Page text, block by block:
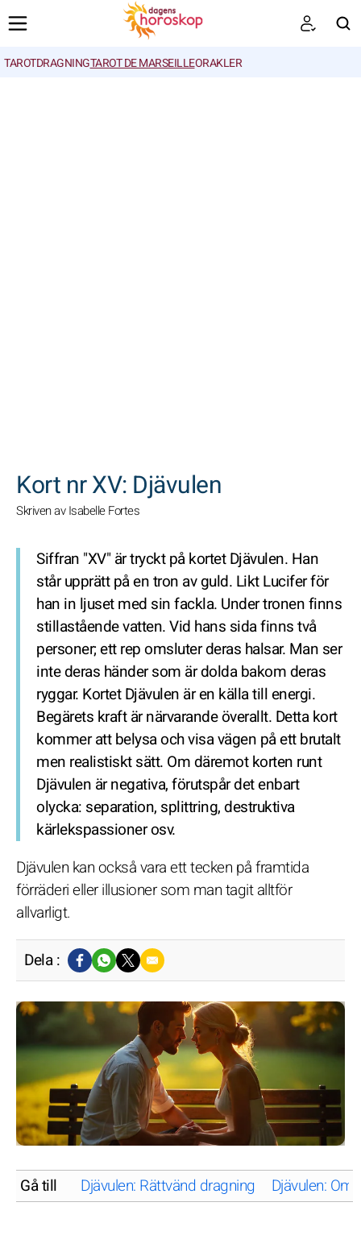
TAROTDRAGNINGTAROT DE MARSEILLEORAKLER
Kort nr XV: Djävulen
Skriven av Isabelle Fortes
Siffran "XV" är tryckt på kortet Djävulen. Han
står upprätt på en tron av guld. Likt Lucifer för
han in ljuset med sin fackla. Under tronen finns
stillastående vatten. Vid hans sida finns två
personer; ett rep omsluter deras halsar. Man ser
inte deras händer som är dolda bakom deras
ryggar. Kortet Djävulen är en källa till energi.
Begärets kraft är närvarande överallt. Detta kort
kommer att belysa och visa vägen på ett brutalt
men realistiskt sätt. Om däremot korten runt
Djävulen är negativa, förutspår det enbart
olycka: separation, splittring, destruktiva
kärlekspassioner osv.
Djävulen kan också vara ett tecken på framtida
förräderi eller illusioner som man tagit alltför
allvarligt.
Dela :
Gå till Djävulen: Rättvänd dragning Djävulen: